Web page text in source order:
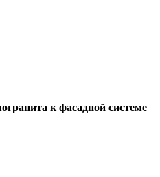
к фасадной системе